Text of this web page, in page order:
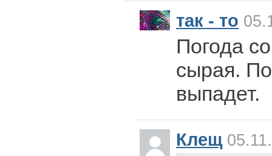
так - то
Погода
сырая.
выпадет.
Клещ